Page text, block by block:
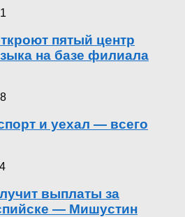
пятый центр
на базе филиала
и уехал — всего
выплаты за
— Мишустин